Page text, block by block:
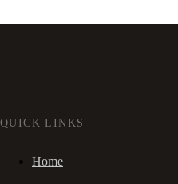
QUICK LINKS
Home